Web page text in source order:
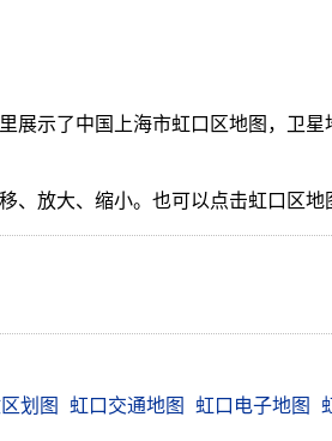
展示了中国上海市虹口区地图，卫
、放大、缩小。也可以点击虹口区地
划图 虹口交通地图 虹口电子地图